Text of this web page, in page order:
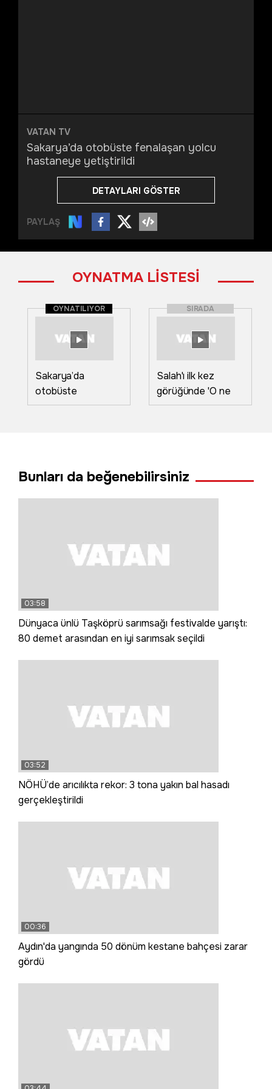
VATAN TV
Sakarya’da otobüste fenalaşan yolcu
hastaneye yetiştirildi
DETAYLARI GÖSTER
PAYLAŞ
OYNATMA LİSTESİ
OYNATILIYOR
Sakarya’da
otobüste
fenalaşan yolcu
SIRADA
Salah'ı ilk kez
görüğünde 'O ne
bilama bişe' diyen
Bunları da beğenebilirsiniz
03:58
Dünyaca ünlü Taşköprü sarımsağı festivalde yarıştı:
80 demet arasından en iyi sarımsak seçildi
03:52
NÖHÜ’de arıcılıkta rekor: 3 tona yakın bal hasadı
gerçekleştirildi
00:36
Aydın'da yangında 50 dönüm kestane bahçesi zarar
gördü